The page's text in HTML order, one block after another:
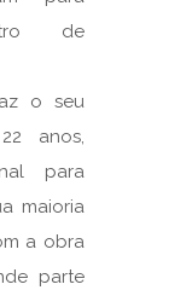
de
o seu
anos,
para
maioria
a obra
parte